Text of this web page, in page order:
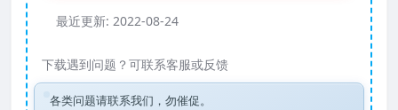
最近更新: 2022-08-24
下载遇到问题？可联系客服或反馈
各类问题请联系我们，勿催促。